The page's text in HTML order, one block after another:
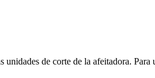
de corte de la afeitadora.